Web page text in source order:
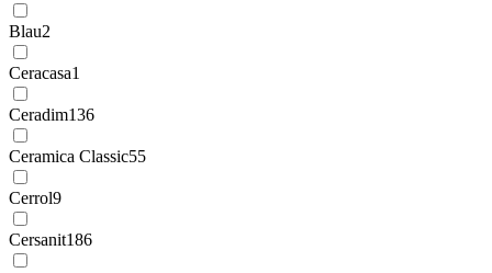
Blau2
Ceracasa1
Ceradim136
Ceramica Classic55
Cerrol9
Cersanit186